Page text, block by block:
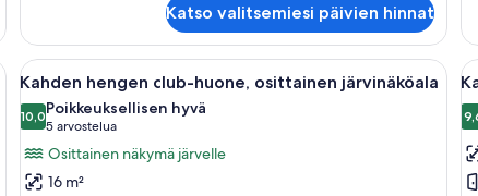
superior-
huone,
järvinäköala
Katso valitsemiesi päivien hinnat
tuoli, televisio ja parveke, jolta on näkymä.
Avaa
kaikki
huonetyypin
Kahden
hengen
Hotellihuone, jossa on sänky,
12
Kahden hengen club-huone, osittainen järvinäköala
10,010,0 kautta 10
Poikkeuksellisen hyvä
5 arvostelua
(5
arvostelua)
Osittainen näkymä järvelle
16 m²